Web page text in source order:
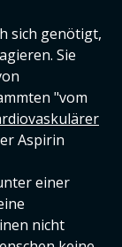
sich genötigt,
Sie
"vom
Aspirin
einer
nicht